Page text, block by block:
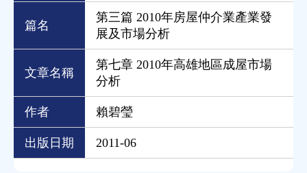
篇名
第三篇 2010年房屋仲介業產業發
展及市場分析
文章名稱
第七章 2010年高雄地區成屋市場
分析
作者 賴碧瑩
出版日期 2011-06